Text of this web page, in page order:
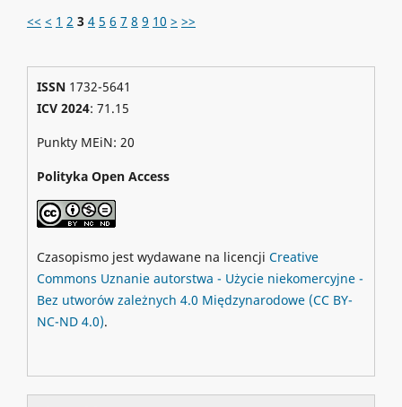
<< < 1 2 3 4 5 6 7 8 9 10 > >>
ISSN1732-5641
ICV 2024: 71.15
Punkty MEiN: 20
Polityka Open Access
Czasopismo jest wydawane na licencji Creative
Commons Uznanie autorstwa - Użycie niekomercyjne -
Bez utworów zależnych 4.0 Międzynarodowe (CC BY-
NC-ND 4.0).